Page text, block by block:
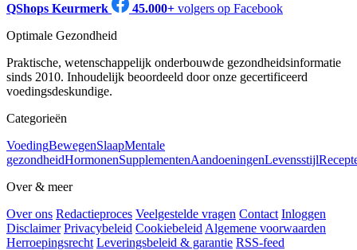
QShops Keurmerk
45.000+ volgers op Facebook
Optimale Gezondheid
Praktische, wetenschappelijk onderbouwde gezondheidsinformatie
sinds 2010. Inhoudelijk beoordeeld door onze gecertificeerd
voedingsdeskundige.
Categorieën
VoedingBewegenSlaapMentale
gezondheidHormonenSupplementenAandoeningenLevensstijl
Over & meer
Over ons Redactieproces Veelgestelde vragen Contact Inloggen
Disclaimer Privacybeleid Cookiebeleid Algemene voorwaarden
Herroepingsrecht Leveringsbeleid & garantie RSS-feed